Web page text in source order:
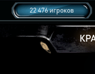
22 476 игроков